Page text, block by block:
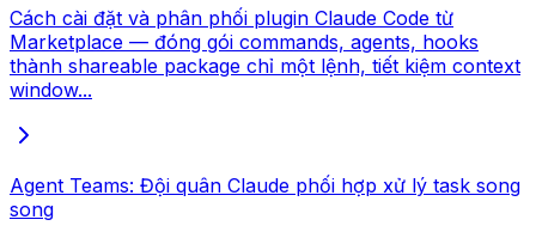
Cách cài đặt và phân phối plugin Claude Code từ
Marketplace — đóng gói commands, agents, hooks
thành shareable package chỉ một lệnh, tiết kiệm context
window...
Agent Teams: Đội quân Claude phối hợp xử lý task song
song